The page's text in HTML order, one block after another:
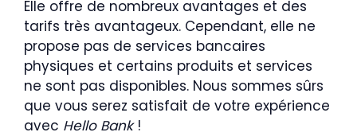
Elle offre de nombreux avantages et des
tarifs très avantageux. Cependant, elle ne
propose pas de services bancaires
physiques et certains produits et services
ne sont pas disponibles. Nous sommes sûrs
que vous serez satisfait de votre expérience
avec Hello Bank!